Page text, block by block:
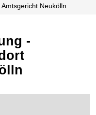
Amtsgericht Neukölln
-